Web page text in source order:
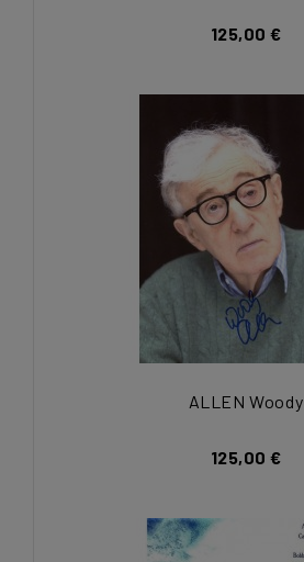
125,00 €
ALLEN Woody
125,00 €